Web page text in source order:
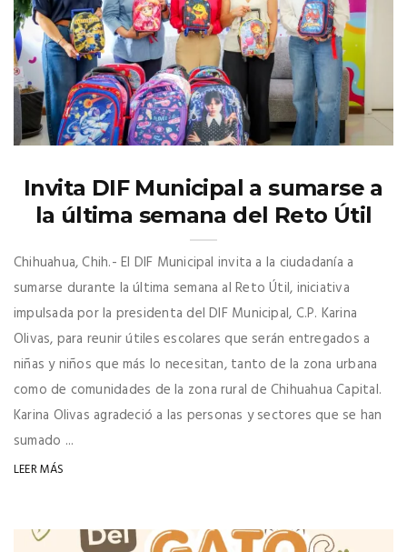
Invita DIF Municipal a sumarse a
la última semana del Reto Útil
Chihuahua, Chih.- El DIF Municipal invita a la ciudadanía a
sumarse durante la última semana al Reto Útil, iniciativa
impulsada por la presidenta del DIF Municipal, C.P. Karina
Olivas, para reunir útiles escolares que serán entregados a
niñas y niños que más lo necesitan, tanto de la zona urbana
como de comunidades de la zona rural de Chihuahua Capital.
Karina Olivas agradeció a las personas y sectores que se han
sumado ...
LEER MÁS